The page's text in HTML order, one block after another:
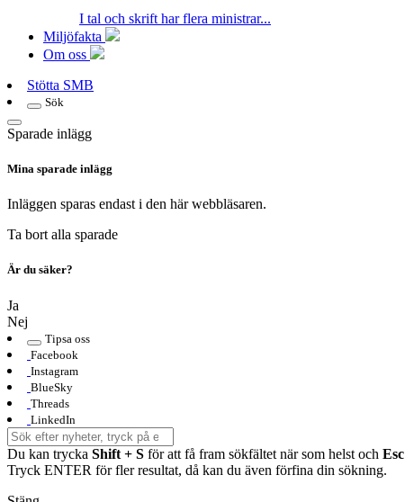
I tal och skrift har flera ministrar...
Miljöfakta
Om oss
Stötta SMB
Sök
Sparade inlägg
Mina sparade inlägg
Inläggen sparas endast i den här webbläsaren.
Ta bort alla sparade
Är du säker?
Ja
Nej
Tipsa oss
Facebook
Instagram
BlueSky
Threads
LinkedIn
Du kan trycka Shift + S för att få fram sökfältet när som helst och Esc
Tryck ENTER för fler resultat, då kan du även förfina din sökning.